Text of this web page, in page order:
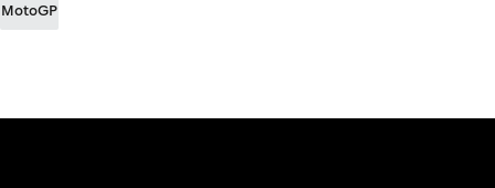
MotoGP